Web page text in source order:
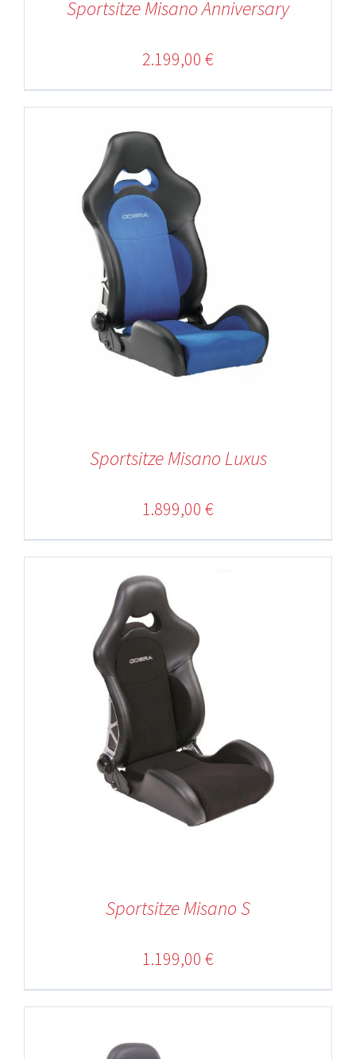
Sportsitze Misano Anniversary
2.199,00 €
Sportsitze Misano Luxus
1.899,00 €
Sportsitze Misano S
1.199,00 €